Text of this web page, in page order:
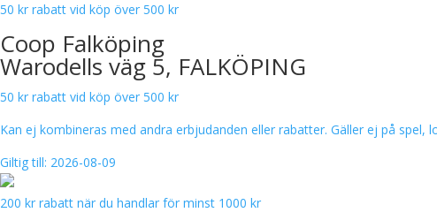
50 kr rabatt vid köp över 500 kr
Coop Falköping
Warodells väg 5, FALKÖPING
50 kr rabatt vid köp över 500 kr
Kan ej kombineras med andra erbjudanden eller rabatter. Gäller ej på
Giltig till: 2026-08-09
200 kr rabatt när du handlar för minst 1000 kr